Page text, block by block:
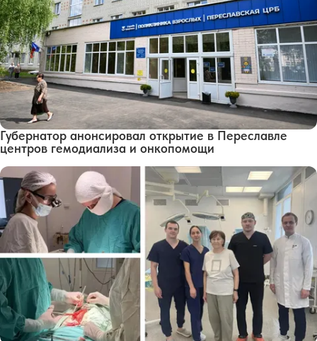
Губернатор анонсировал открытие в Переславле
центров гемодиализа и онкопомощи